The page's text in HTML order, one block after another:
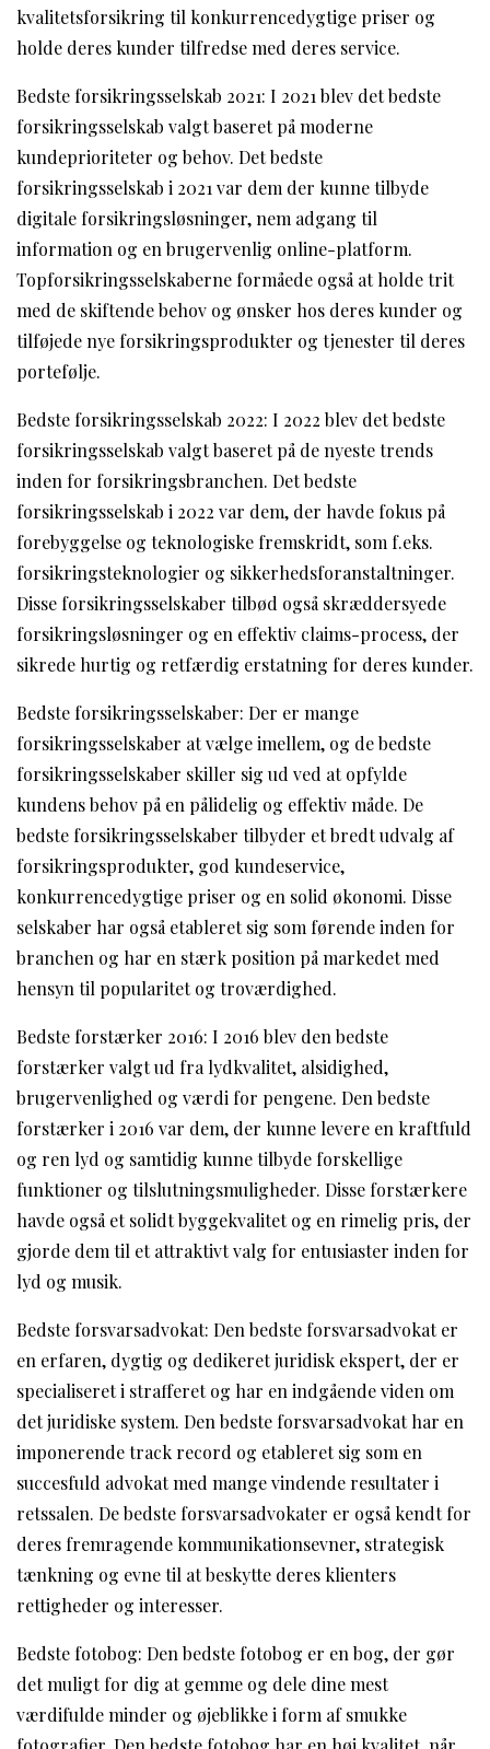
kvalitetsforsikring til konkurrencedygtige priser og
holde deres kunder tilfredse med deres service.
Bedste forsikringsselskab 2021: I 2021 blev det bedste
forsikringsselskab valgt baseret på moderne
kundeprioriteter og behov. Det bedste
forsikringsselskab i 2021 var dem der kunne tilbyde
digitale forsikringsløsninger, nem adgang til
information og en brugervenlig online-platform.
Topforsikringsselskaberne formåede også at holde trit
med de skiftende behov og ønsker hos deres kunder og
tilføjede nye forsikringsprodukter og tjenester til deres
portefølje.
Bedste forsikringsselskab 2022: I 2022 blev det bedste
forsikringsselskab valgt baseret på de nyeste trends
inden for forsikringsbranchen. Det bedste
forsikringsselskab i 2022 var dem, der havde fokus på
forebyggelse og teknologiske fremskridt, som f.eks.
forsikringsteknologier og sikkerhedsforanstaltninger.
Disse forsikringsselskaber tilbød også skræddersyede
forsikringsløsninger og en effektiv claims-process, der
sikrede hurtig og retfærdig erstatning for deres kunder.
Bedste forsikringsselskaber: Der er mange
forsikringsselskaber at vælge imellem, og de bedste
forsikringsselskaber skiller sig ud ved at opfylde
kundens behov på en pålidelig og effektiv måde. De
bedste forsikringsselskaber tilbyder et bredt udvalg af
forsikringsprodukter, god kundeservice,
konkurrencedygtige priser og en solid økonomi. Disse
selskaber har også etableret sig som førende inden for
branchen og har en stærk position på markedet med
hensyn til popularitet og troværdighed.
Bedste forstærker 2016: I 2016 blev den bedste
forstærker valgt ud fra lydkvalitet, alsidighed,
brugervenlighed og værdi for pengene. Den bedste
forstærker i 2016 var dem, der kunne levere en kraftfuld
og ren lyd og samtidig kunne tilbyde forskellige
funktioner og tilslutningsmuligheder. Disse forstærkere
havde også et solidt byggekvalitet og en rimelig pris, der
gjorde dem til et attraktivt valg for entusiaster inden for
lyd og musik.
Bedste forsvarsadvokat: Den bedste forsvarsadvokat er
en erfaren, dygtig og dedikeret juridisk ekspert, der er
specialiseret i strafferet og har en indgående viden om
det juridiske system. Den bedste forsvarsadvokat har en
imponerende track record og etableret sig som en
succesfuld advokat med mange vindende resultater i
retssalen. De bedste forsvarsadvokater er også kendt for
deres fremragende kommunikationsevner, strategisk
tænkning og evne til at beskytte deres klienters
rettigheder og interesser.
Bedste fotobog: Den bedste fotobog er en bog, der gør
det muligt for dig at gemme og dele dine mest
værdifulde minder og øjeblikke i form af smukke